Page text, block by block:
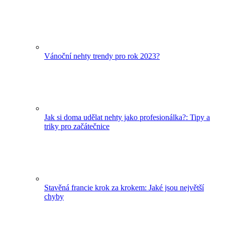
Vánoční nehty trendy pro rok 2023?
Jak si doma udělat nehty jako profesionálka?: Tipy a
triky pro začátečnice
Stavěná francie krok za krokem: Jaké jsou největší
chyby